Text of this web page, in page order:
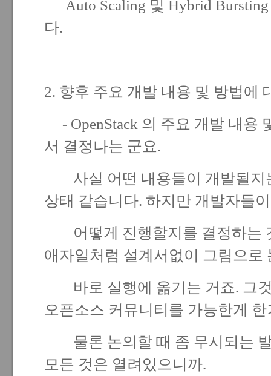
Auto Scaling 및 Hybrid
다.
2. 향후 주요 개발 내용 및 방법에
- OpenStack 의 주요 개발 내용
서 결정나는 군요.
사실 어떤 내용들이 개발될지
상태 같습니다. 하지만 개발자들
어떻게 진행할지를 결정하는
애자일처럼 설계서없이 그림으로
바로 실행에 옮기는 거죠. 그것
오픈소스 커뮤니티를 가능한게
물론 논의할 때 좀 무시되는 발
모든 것은 열려있으니까.